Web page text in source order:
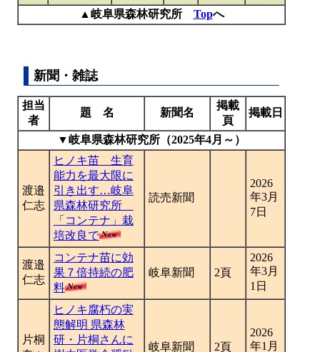
▲岐阜県森林研究所 Topへ
新聞・雑誌
担当
者
題 名 新聞名
掲載
頁
掲載日
▼岐阜県森林研究所（2025年4月～）
渡邉
仁志
ヒノキ苗 生育
能力を最大限に
引き出す…岐阜
県森林研究所
「コンテナ」栽
培改良で
読売新聞
2026
年3月
7日
渡邉
仁志
コンテナ苗に効
果７倍持続の肥
料
岐阜新聞 2頁
2026
年3月
1日
片桐
ヒノキ腐朽の実
態解明 県森林
研・片桐さんに
岐阜新聞 2頁
2026
年1月